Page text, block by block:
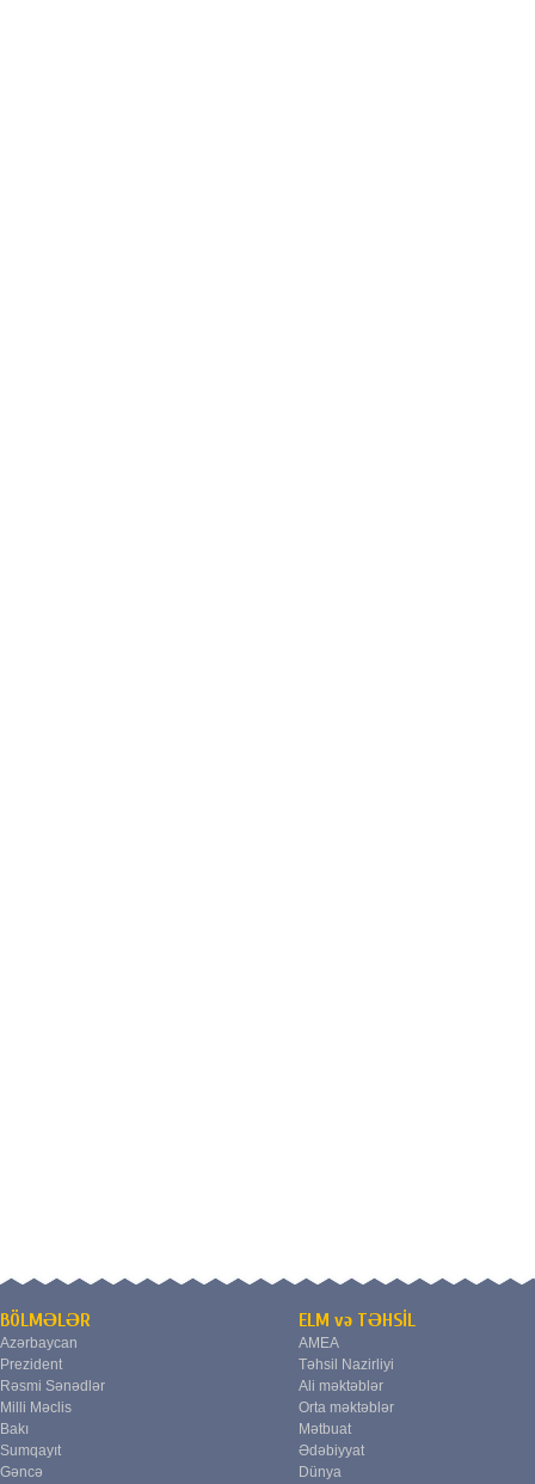
BÖLMƏLƏR
Azərbaycan
Prezident
Rəsmi Sənədlər
Milli Məclis
Bakı
Sumqayıt
Gəncə
ELM və TƏHSİL
AMEA
Təhsil Nazirliyi
Ali məktəblər
Orta məktəblər
Mətbuat
Ədəbiyyat
Dünya